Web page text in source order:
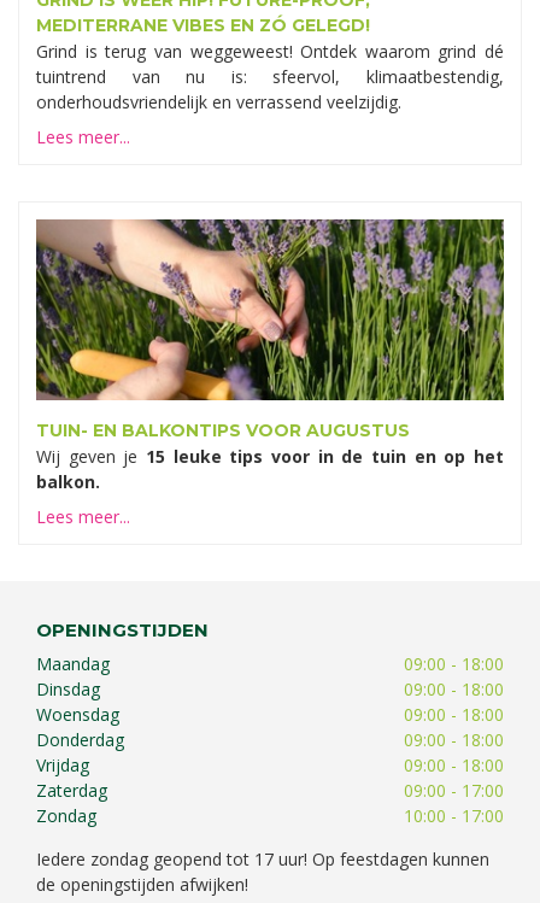
MEDITERRANE VIBES EN ZÓ GELEGD!
Grind is terug van weggeweest! Ontdek waarom grind dé
tuintrend van nu is: sfeervol, klimaatbestendig,
onderhoudsvriendelijk en verrassend veelzijdig.
Lees meer...
TUIN- EN BALKONTIPS VOOR AUGUSTUS
Wij geven je 15 leuke tips voor in de tuin en op het
balkon.
Lees meer...
OPENINGSTIJDEN
Maandag
09:00 - 18:00
Dinsdag
09:00 - 18:00
Woensdag
09:00 - 18:00
Donderdag
09:00 - 18:00
Vrijdag
09:00 - 18:00
Zaterdag
09:00 - 17:00
Zondag
10:00 - 17:00
Iedere zondag geopend tot 17 uur! Op feestdagen kunnen
de openingstijden afwijken!